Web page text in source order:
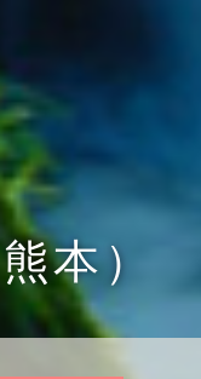
の七夕